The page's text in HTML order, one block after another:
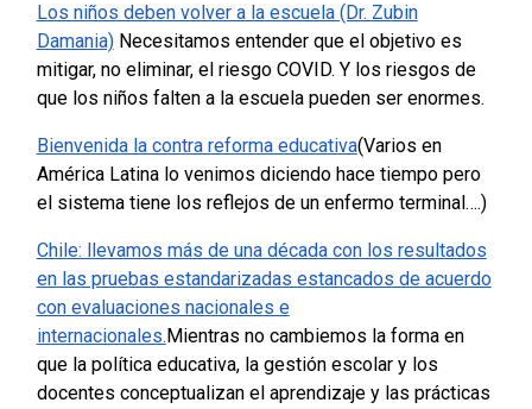
Los niños deben volver a la escuela (Dr. Zubin
Damania)Necesitamos entender que el objetivo es
mitigar, no eliminar, el riesgo COVID. Y los riesgos de
que los niños falten a la escuela pueden ser enormes.
Bienvenida la contra reforma educativa(Varios en
América Latina lo venimos diciendo hace tiempo pero
el sistema tiene los reflejos de un enfermo terminal….)
Chile: llevamos más de una década con los resultados
en las pruebas estandarizadas estancados de acuerdo
con evaluaciones nacionales e
internacionales.Mientras no cambiemos la forma en
que la política educativa, la gestión escolar y los
docentes conceptualizan el aprendizaje y las prácticas